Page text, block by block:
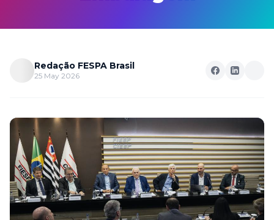
Redação FESPA Brasil
25 May 2026